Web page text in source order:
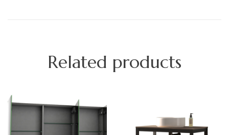
Related products